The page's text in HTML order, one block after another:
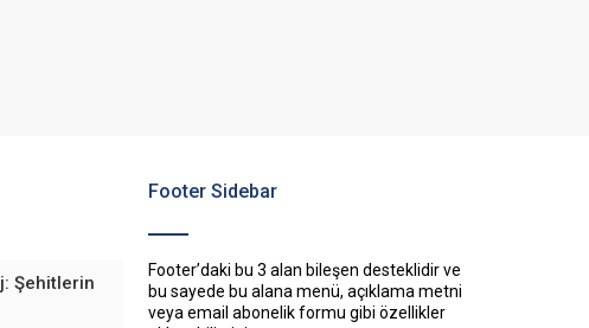
Şehitlerin
Footer Sidebar
Footer’daki bu 3 alan bileşen desteklidir ve
bu sayede bu alana menü, açıklama metni
veya email abonelik formu gibi özellikler